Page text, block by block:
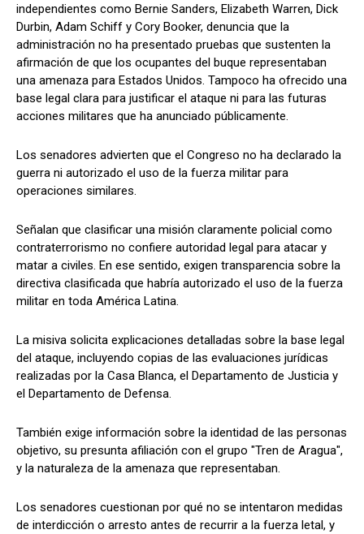
independientes como Bernie Sanders, Elizabeth Warren, Dick
Durbin, Adam Schiff y Cory Booker, denuncia que la
administración no ha presentado pruebas que sustenten la
afirmación de que los ocupantes del buque representaban
una amenaza para Estados Unidos. Tampoco ha ofrecido una
base legal clara para justificar el ataque ni para las futuras
acciones militares que ha anunciado públicamente.
Los senadores advierten que el Congreso no ha declarado la
guerra ni autorizado el uso de la fuerza militar para
operaciones similares.
Señalan que clasificar una misión claramente policial como
contraterrorismo no confiere autoridad legal para atacar y
matar a civiles. En ese sentido, exigen transparencia sobre la
directiva clasificada que habría autorizado el uso de la fuerza
militar en toda América Latina.
La misiva solicita explicaciones detalladas sobre la base legal
del ataque, incluyendo copias de las evaluaciones jurídicas
realizadas por la Casa Blanca, el Departamento de Justicia y
el Departamento de Defensa.
También exige información sobre la identidad de las personas
objetivo, su presunta afiliación con el grupo "Tren de Aragua",
y la naturaleza de la amenaza que representaban.
Los senadores cuestionan por qué no se intentaron medidas
de interdicción o arresto antes de recurrir a la fuerza letal, y